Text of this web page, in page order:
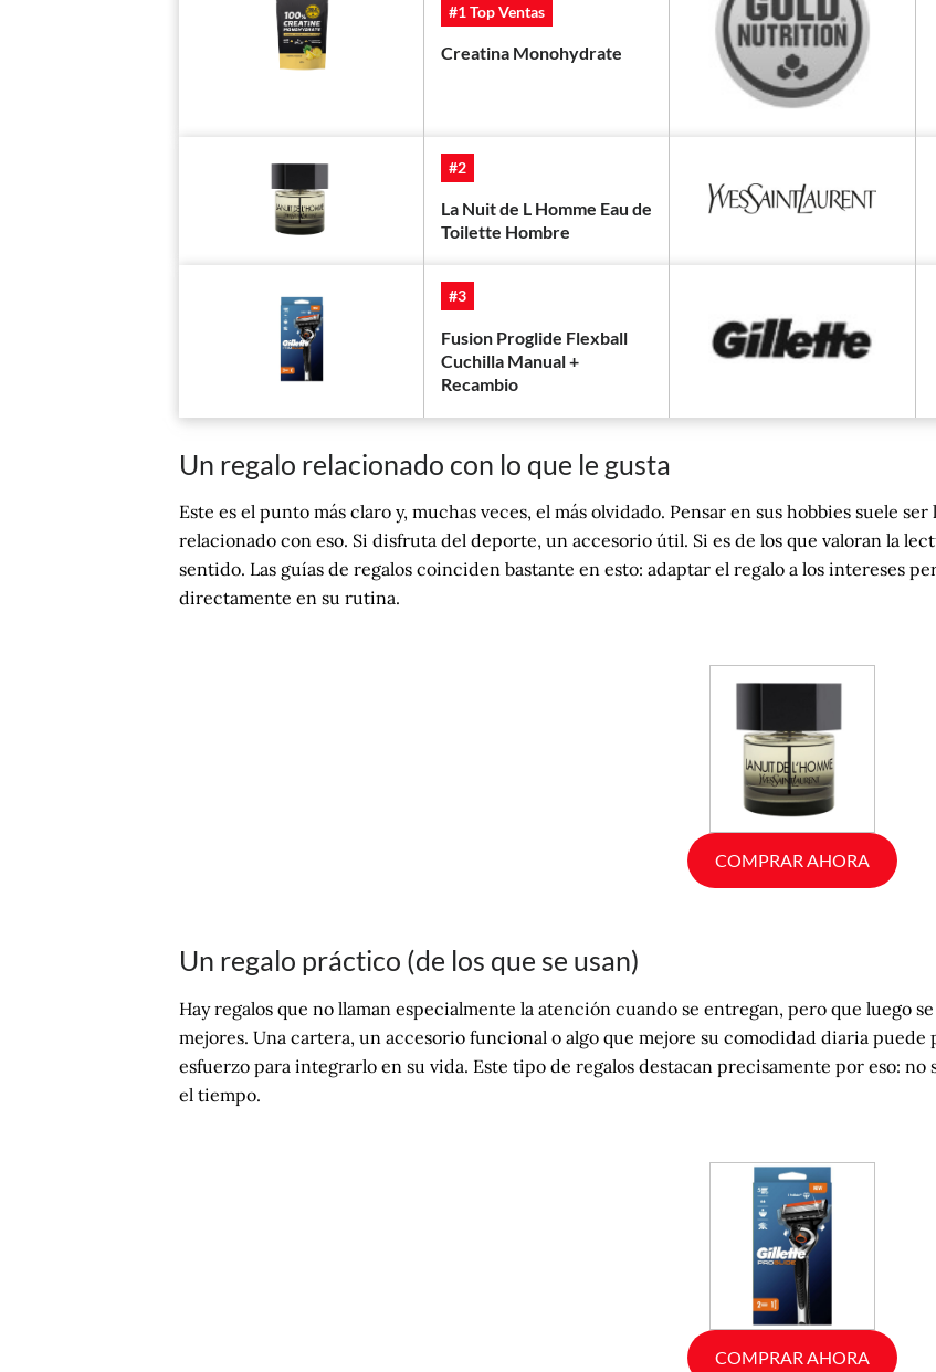
#1 Top Ventas
Creatina Monohydrate
#2
La Nuit de L Homme Eau de
Toilette Hombre
#3
Fusion Proglide Flexball
Cuchilla Manual +
Recambio
Un regalo relacionado con lo que le gusta
Este es el punto más claro y, muchas veces, el más olvidado. Pensar en sus hobbies suele
relacionado con eso. Si disfruta del deporte, un accesorio útil. Si es de los que valoran la
sentido. Las guías de regalos coinciden bastante en esto: adaptar el regalo a los intereses
directamente en su rutina.
COMPRAR AHORA
Un regalo práctico (de los que se usan)
Hay regalos que no llaman especialmente la atención cuando se entregan, pero que luego
mejores. Una cartera, un accesorio funcional o algo que mejore su comodidad diaria
esfuerzo para integrarlo en su vida. Este tipo de regalos destacan precisamente por eso:
el tiempo.
COMPRAR AHORA